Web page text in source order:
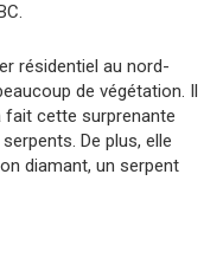
résidentiel au nord-
de végétation. Il
fait cette surprenante
De plus, elle
diamant, un serpent